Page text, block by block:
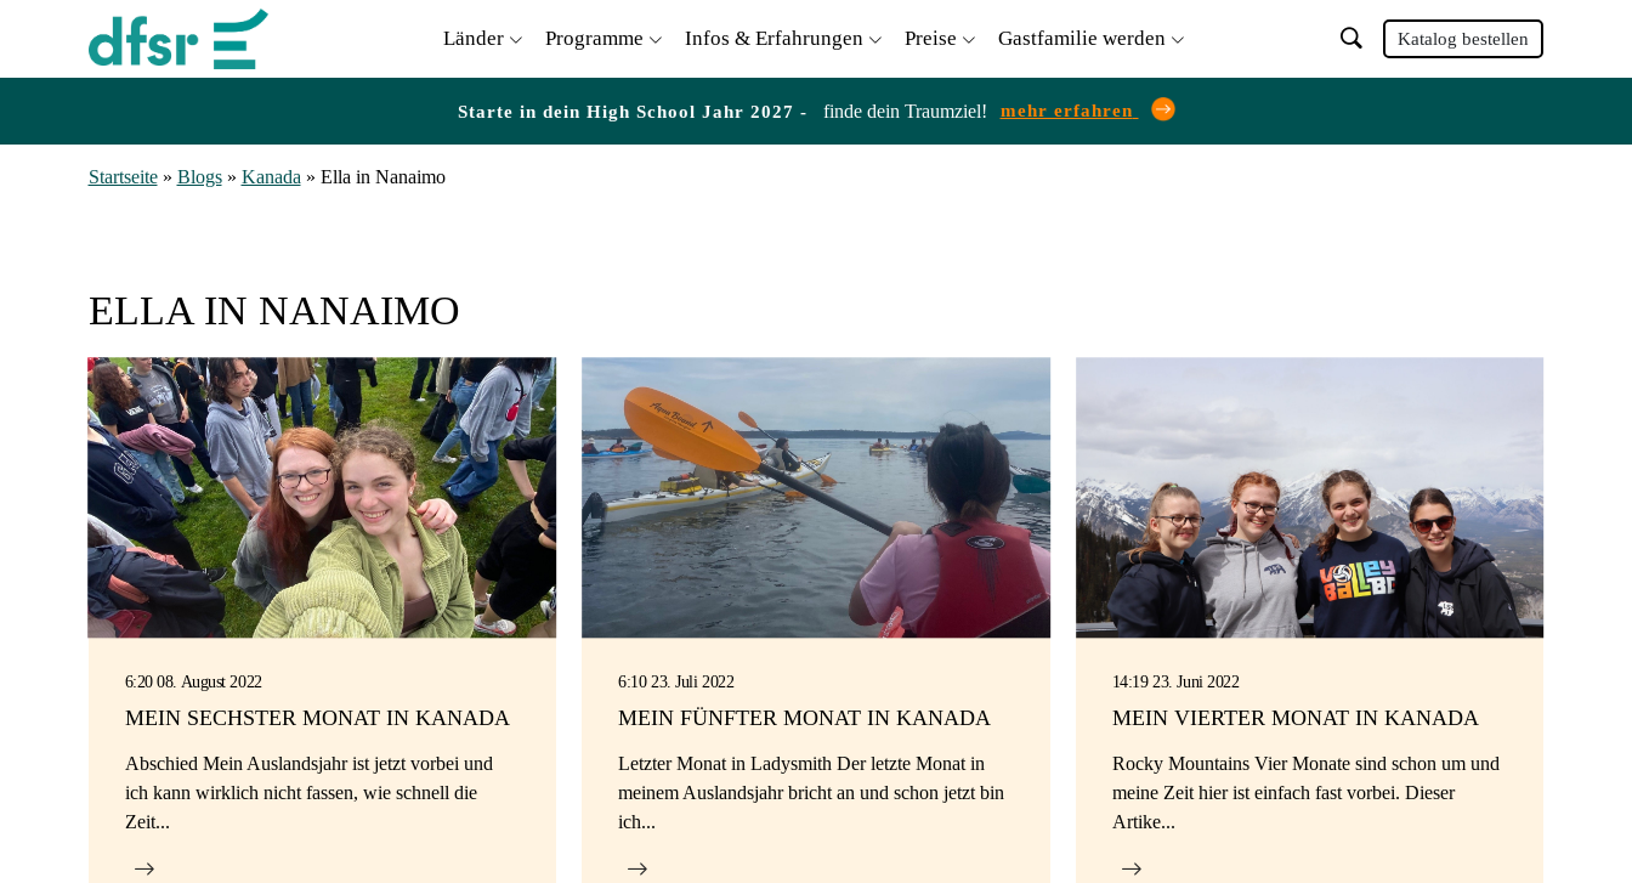
Länder Programme Infos & Erfahrungen Preise Gastfamilie werden Katalog bestellen
Starte in dein High School Jahr 2027 - finde dein Traumziel! mehr erfahren
Startseite» Blogs» Kanada » Ella in Nanaimo
ELLA IN NANAIMO
6:20 08. August 2022
MEIN SECHSTER MONAT IN KANADA
Abschied Mein Auslandsjahr ist jetzt vorbei und
ich kann wirklich nicht fassen, wie schnell die
Zeit...
6:10 23. Juli 2022
MEIN FÜNFTER MONAT IN KANADA
Letzter Monat in Ladysmith Der letzte Monat in
meinem Auslandsjahr bricht an und schon jetzt bin
ich...
14:19 23. Juni 2022
MEIN VIERTER MONAT IN KANADA
Rocky Mountains Vier Monate sind schon um und
meine Zeit hier ist einfach fast vorbei. Dieser
Artike...